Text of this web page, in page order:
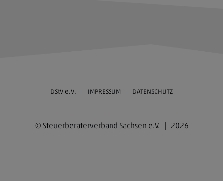
DStV e.V. IMPRESSUM DATENSCHUTZ
© Steuerberaterverband Sachsen e.V. | 2026